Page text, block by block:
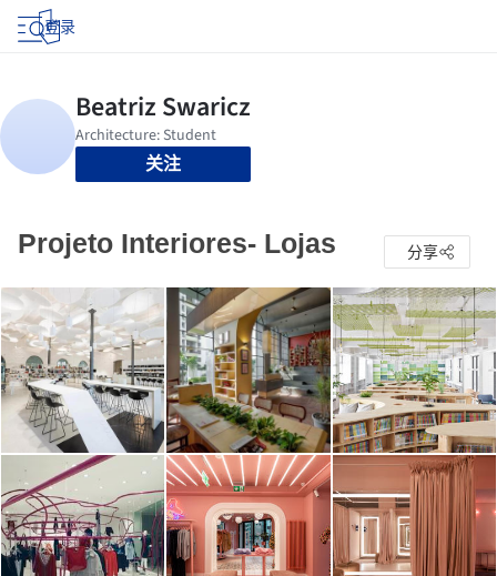
登录
关注
Projeto Interiores- Lojas 分享